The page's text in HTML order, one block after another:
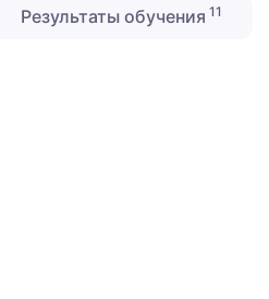
Результаты обучения 11